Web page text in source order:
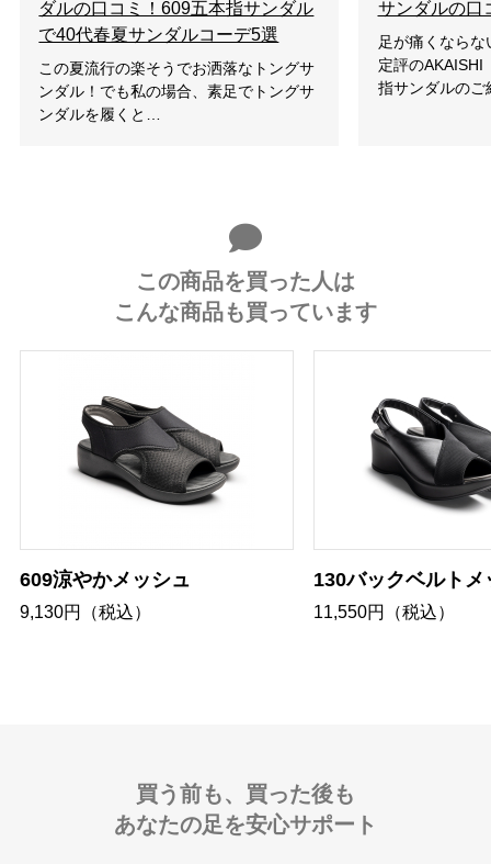
ダルの口コミ！609五本指サンダル
で40代春夏サンダルコーデ5選
この夏流行の楽そうでお洒落なトングサ
ンダル！でも私の場合、素足でトングサ
ンダルを履くと…
サンダルの口
足が痛くなら
定評の
指サンダルの
この商品を買った人は
こんな商品も買っています
609涼やかメッシュ
9,130円（税込）
130バックベルトメ
11,550円（税込）
買う前も、買った後も
あなたの足を安心サポート